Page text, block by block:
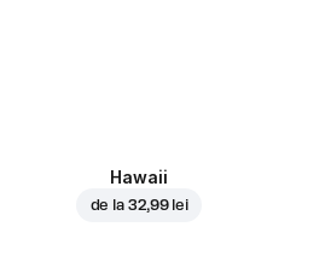
Hawaii
de la 32,99 lei